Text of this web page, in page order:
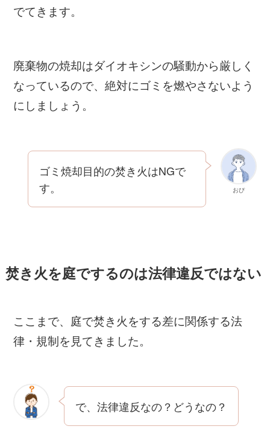
でてきます。
廃棄物の焼却はダイオキシンの騒動から厳しく
なっているので、絶対にゴミを燃やさないよう
にしましょう。
おぴ
ゴミ焼却目的の焚き火はNGで
す。
焚き火を庭でするのは法律違反ではない
ここまで、庭で焚き火をする差に関係する法
律・規制を見てきました。
で、法律違反なの？どうなの？